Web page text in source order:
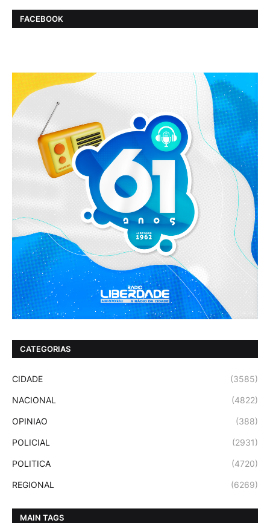
FACEBOOK
CATEGORIAS
CIDADE (3585)
NACIONAL (4822)
OPINIAO (388)
POLICIAL (2931)
POLITICA (4720)
REGIONAL (6269)
MAIN TAGS